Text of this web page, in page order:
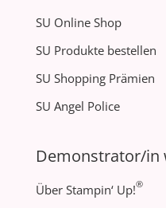
SU Online Shop
SU Produkte bestellen
SU Shopping Prämien
SU Angel Police
Demonstrator/in
Über Stampin‘ Up!®